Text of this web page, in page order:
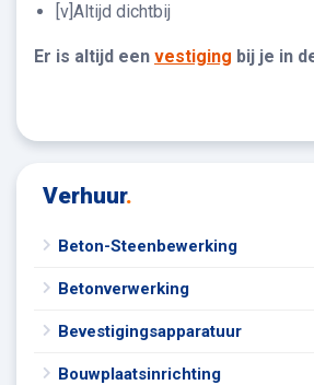
[v]Altijd dichtbij
Er is altijd een vestiging bij je in
Verhuur.
Beton-Steenbewerking
Betonverwerking
Bevestigingsapparatuur
Bouwplaatsinrichting